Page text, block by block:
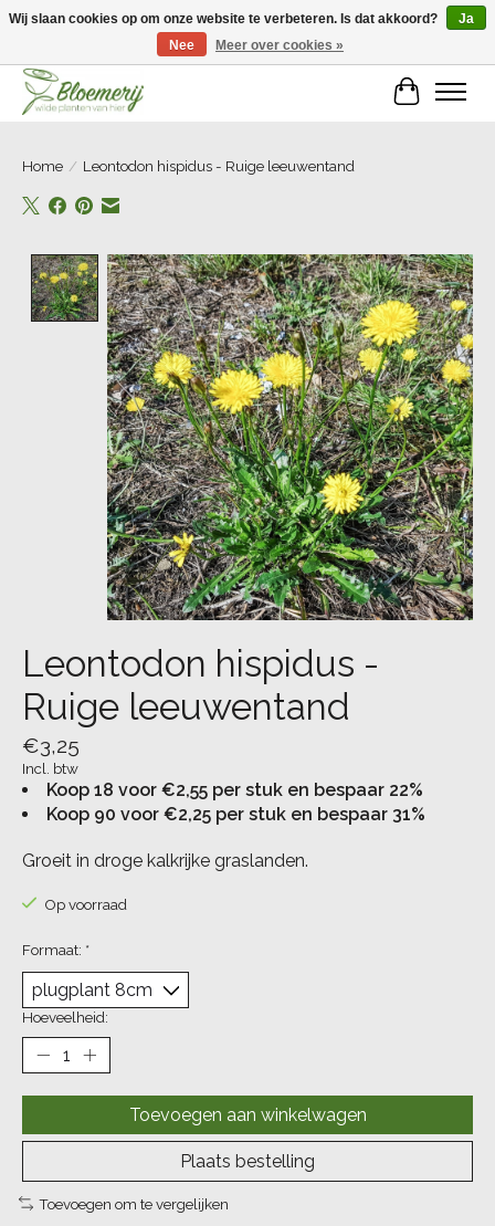
Home / Leontodon hispidus - Ruige leeuwentand
Product image slideshow Items
Leontodon hispidus -
Ruige leeuwentand
€3,25
Incl. btw
Koop 18 voor €2,55 per stuk en bespaar 22%
Koop 90 voor €2,25 per stuk en bespaar 31%
Groeit in droge kalkrijke graslanden.
Op voorraad
Formaat: *
Hoeveelheid:
Toevoegen aan winkelwagen
Plaats bestelling
Toevoegen om te vergelijken
Wij slaan cookies op om onze website te verbeteren. Is dat akkoord?
Ja
Nee
Meer over cookies »